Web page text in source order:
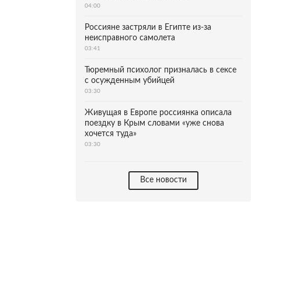
04:00
Россияне застряли в Египте из-за
неисправного самолета
03:41
Тюремный психолог призналась в сексе
с осужденным убийцей
03:30
Живущая в Европе россиянка описала
поездку в Крым словами «уже снова
хочется туда»
03:30
Все новости